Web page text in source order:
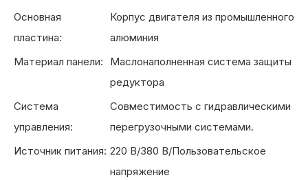
Основная
пластина:
Корпус двигателя из промышленного
алюминия
Материал панели:
Маслонаполненная система защиты
редуктора
Система
управления:
Совместимость с гидравлическими
перегрузочными системами.
Источник питания: 220 В/380 В/Пользовательское
напряжение